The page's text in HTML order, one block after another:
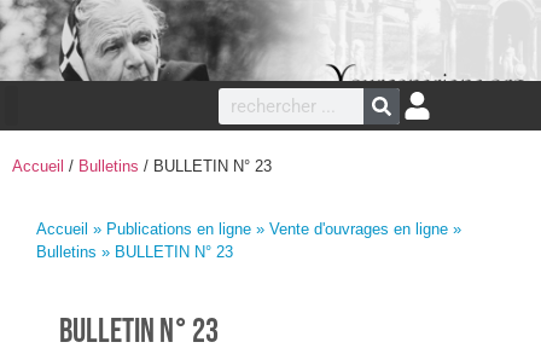
Accueil / Bulletins / BULLETIN N° 23
Accueil » Publications en ligne » Vente d'ouvrages en ligne »
Bulletins » BULLETIN N° 23
BULLETIN N° 23